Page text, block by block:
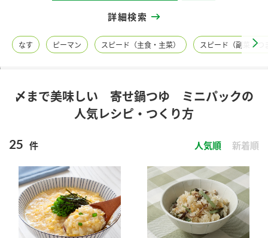
レシピ名特集
商品情報
酢 調味酢
お酢ドリンク ぽん酢
新商品一覧
キャンペーン情報
ブランド・スペシャルサイト
詳細検索
なす ピーマン スピード（主食・主菜） スピード（副菜・つ
〆まで美味しい 寄せ鍋つゆ ミニパックの
人気レシピ・つくり方
25 件 人気順 新着順